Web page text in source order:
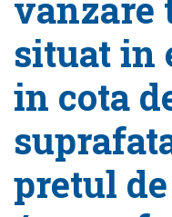
situat in
in cota
pretul